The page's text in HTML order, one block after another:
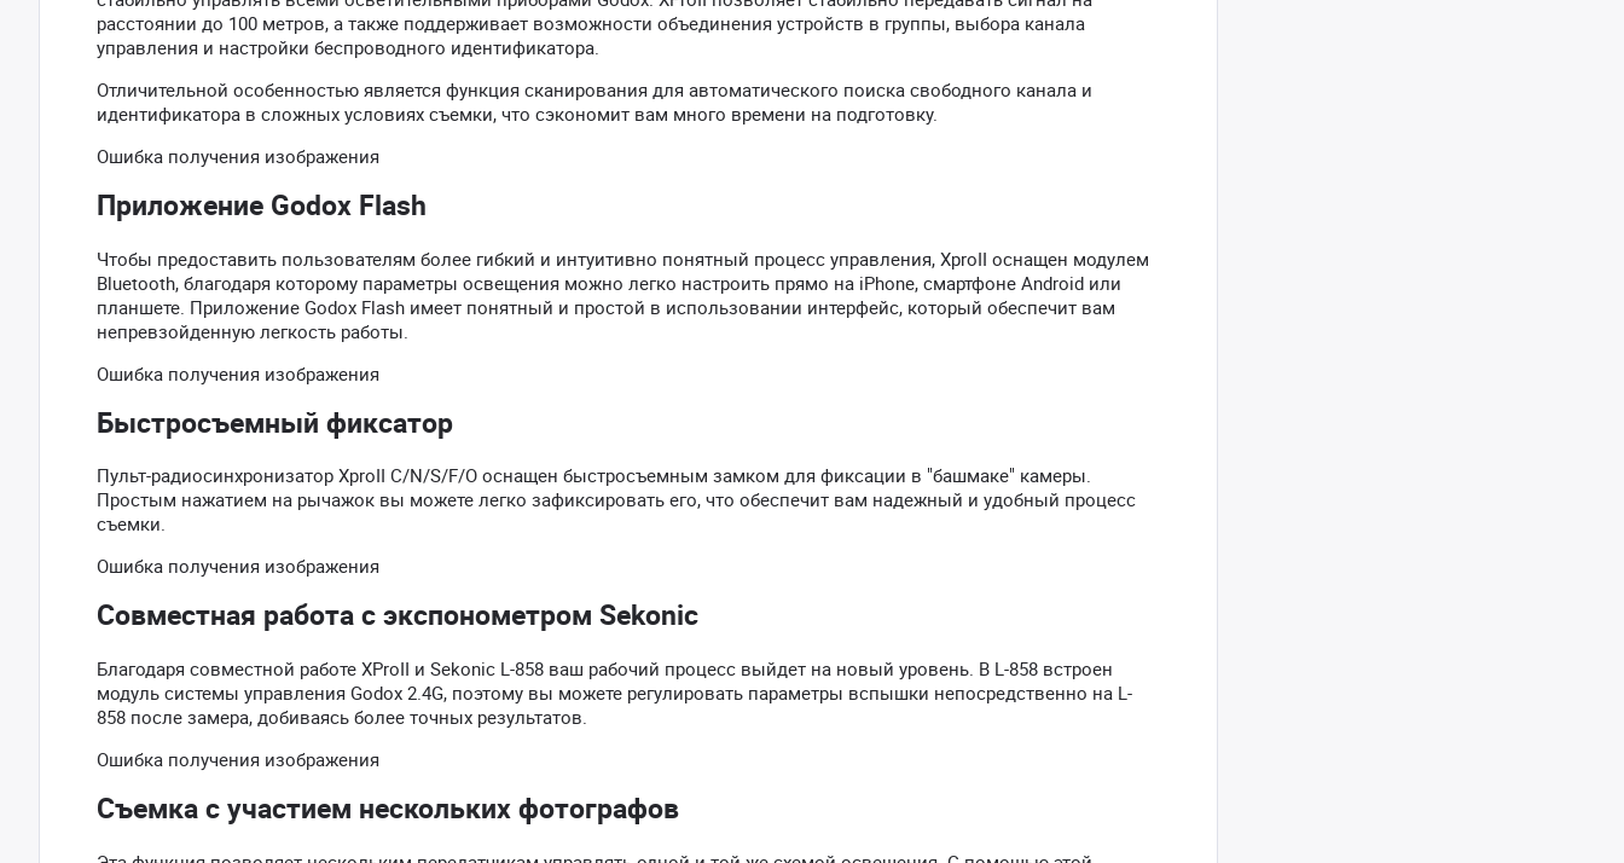
расстоянии до 100 метров, а также поддерживает возможности объединения устройств в группы, выбора канала
управления и настройки беспроводного идентификатора.
Отличительной особенностью является функция сканирования для автоматического поиска свободного канала и
идентификатора в сложных условиях съемки, что сэкономит вам много времени на подготовку.
Ошибка получения изображения
Приложение Godox Flash
Чтобы предоставить пользователям более гибкий и интуитивно понятный процесс управления, XproII оснащен модулем
Bluetooth, благодаря которому параметры освещения можно легко настроить прямо на iPhone, смартфоне Android или
планшете. Приложение Godox Flash имеет понятный и простой в использовании интерфейс, который обеспечит вам
непревзойденную легкость работы.
Ошибка получения изображения
Быстросъемный фиксатор
Пульт-радиосинхронизатор XproII C/N/S/F/O оснащен быстросъемным замком для фиксации в "башмаке" камеры.
Простым нажатием на рычажок вы можете легко зафиксировать его, что обеспечит вам надежный и удобный процесс
съемки.
Ошибка получения изображения
Совместная работа с экспонометром Sekonic
Благодаря совместной работе XProII и Sekonic L-858 ваш рабочий процесс выйдет на новый уровень. В L-858 встроен
модуль системы управления Godox 2.4G, поэтому вы можете регулировать параметры вспышки непосредственно на L-
858 после замера, добиваясь более точных результатов.
Ошибка получения изображения
Съемка с участием нескольких фотографов